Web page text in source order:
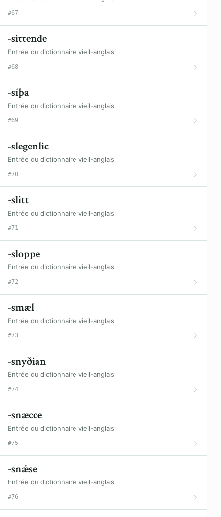
#67
-sittende
Entrée du dictionnaire vieil-anglais
#68
-síþa
Entrée du dictionnaire vieil-anglais
#69
-slegenlic
Entrée du dictionnaire vieil-anglais
#70
-slitt
Entrée du dictionnaire vieil-anglais
#71
-sloppe
Entrée du dictionnaire vieil-anglais
#72
-smæl
Entrée du dictionnaire vieil-anglais
#73
-snyðian
Entrée du dictionnaire vieil-anglais
#74
-snæcce
Entrée du dictionnaire vieil-anglais
#75
-snǽse
Entrée du dictionnaire vieil-anglais
#76